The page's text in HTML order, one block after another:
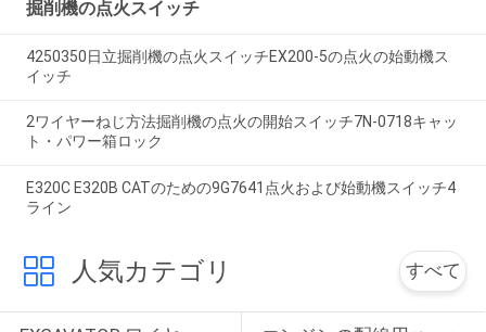
掘削機の点火スイッチ
4250350日立掘削機の点火スイッチEX200-5の点火の始動機ス
イッチ
2ワイヤーねじ方法掘削機の点火の開始スイッチ7N-0718キャッ
ト・パワー箱ロック
E320C E320B CATのための9G7641点火および始動機スイッチ4
ライン
人気カテゴリ すべて